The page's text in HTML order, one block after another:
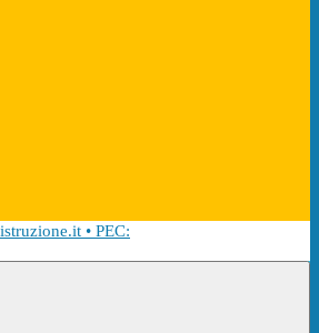
• PEC: